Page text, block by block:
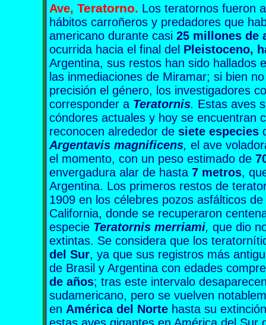
Ave, Teratorno. Los teratornos fueron
hábitos carroñeros y predadores que
americano durante casi 25 millones de
ocurrida hacia el final del Pleistoceno,
Argentina, sus restos han sido hallados
las inmediaciones de Miramar; si bien
precisión el género, los investigadores
corresponder a Teratornis. Estas aves
cóndores actuales y hoy se encuentran
reconocen alrededor de siete especies
Argentavis magnificens, el ave
el momento, con un peso estimado de
envergadura alar de hasta 7 metros,
Argentina. Los primeros restos de
1909 en los célebres pozos asfálticos de
California, donde se recuperaron
especie Teratornis merriami, que dio
extintas. Se considera que los
del Sur, ya que sus registros más
de Brasil y Argentina con edades
de años; tras este intervalo
sudamericano, pero se vuelven
en América del Norte hasta su